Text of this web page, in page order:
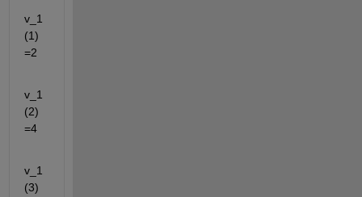
v_1
(1)
=2
v_1
(2)
=4
v_1
(3)